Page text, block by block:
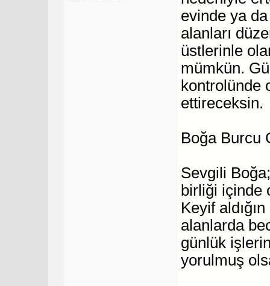
evinde ya
alanları
üstlerinle
mümkün.
kontrolünde
ettireceksin.
Boğa Burcu
Sevgili
birliği içinde
Keyif
alanlarda
günlük
yorulmuş